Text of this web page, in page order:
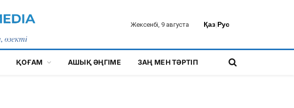
Жексенбі, 9 августа Қаз|Рус
ҚОҒАМ АШЫҚ ӘҢГІМЕ ЗАҢ МЕН ТӘРТІП